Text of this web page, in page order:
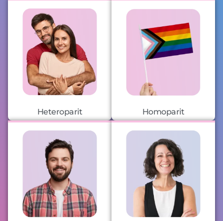
Heteroparit Homoparit